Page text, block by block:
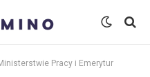
Pracy i Emerytur